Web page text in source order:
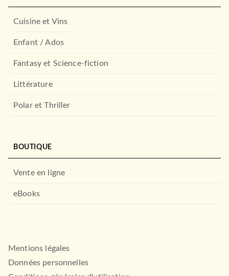
Cuisine et Vins
Enfant / Ados
Fantasy et Science-fiction
Littérature
Polar et Thriller
BOUTIQUE
Vente en ligne
eBooks
Mentions légales
Données personnelles